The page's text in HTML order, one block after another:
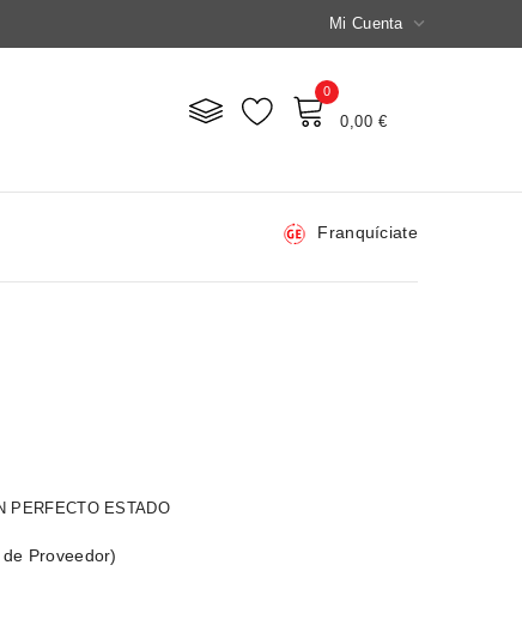
Mi Cuenta 
0
0,00 €
Franquíciate
PERFECTO ESTADO
Proveedor)